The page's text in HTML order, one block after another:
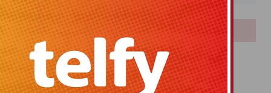
LOTERIAS
Bonoloto
Primitiva
El Gordo